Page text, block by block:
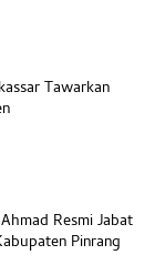
Tawarkan
Resmi Jabat
Pinrang